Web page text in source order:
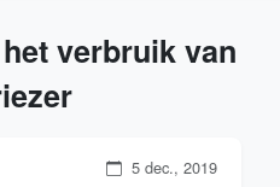
verbruik van
5 dec., 2019